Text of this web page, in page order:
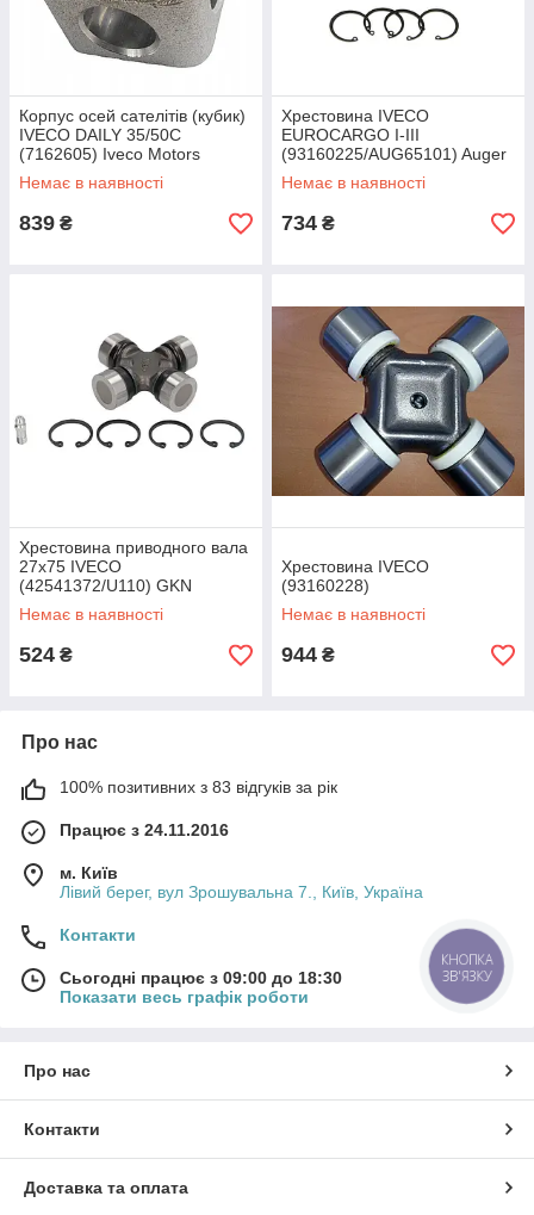
Корпус осей сателітів (кубик)
IVECO DAILY 35/50C
(7162605) Iveco Motors
Немає в наявності
839 ₴
Хрестовина IVECO
EUROCARGO I-III
(93160225/AUG65101) Auger
Немає в наявності
734 ₴
Хрестовина приводного вала
27x75 IVECO
(42541372/U110) GKN
Немає в наявності
524 ₴
Хрестовина IVECO
(93160228)
Немає в наявності
944 ₴
Про нас
100% позитивних з 83 відгуків за рік
Працює з 24.11.2016
м. Київ
Лівий берег, вул Зрошувальна 7., Київ, Україна
Контакти
Сьогодні працює з 09:00 до 18:30
Показати весь графік роботи
Про нас
Контакти
Доставка та оплата
КНОПКА
ЗВ'ЯЗКУ